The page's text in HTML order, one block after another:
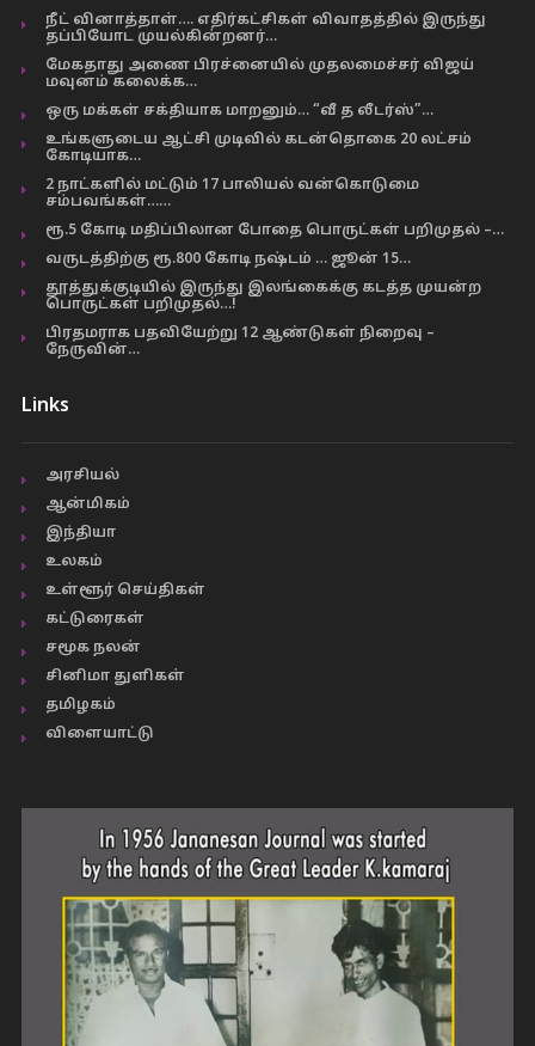
நீட் வினாத்தாள்…. எதிர்கட்சிகள் விவாதத்தில் இருந்து
தப்பியோட முயல்கின்றனர்…
மேகதாது அணை பிரச்னையில் முதலமைச்சர் விஜய்
மவுனம் கலைக்க…
ஒரு மக்கள் சக்தியாக மாறனும்… “வீ த லீடர்ஸ்”…
உங்களுடைய ஆட்சி முடிவில் கடன்தொகை 20 லட்சம்
கோடியாக…
2 நாட்களில் மட்டும் 17 பாலியல் வன்கொடுமை
சம்பவங்கள்……
ரூ.5 கோடி மதிப்பிலான போதை பொருட்கள் பறிமுதல் –…
வருடத்திற்கு ரூ.800 கோடி நஷ்டம் … ஜூன் 15…
தூத்துக்குடியில் இருந்து இலங்கைக்கு கடத்த முயன்ற
பொருட்கள் பறிமுதல்…!
பிரதமராக பதவியேற்று 12 ஆண்டுகள் நிறைவு –
நேருவின்…
Links
அரசியல்
ஆன்மிகம்
இந்தியா
உலகம்
உள்ளூர் செய்திகள்
கட்டுரைகள்
சமூக நலன்
சினிமா துளிகள்
தமிழகம்
விளையாட்டு